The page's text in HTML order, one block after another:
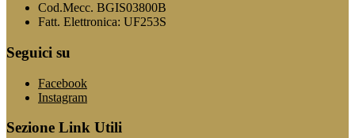
Cod.Mecc. BGIS03800B
Fatt. Elettronica: UF253S
Seguici su
Facebook
Instagram
Sezione Link Utili